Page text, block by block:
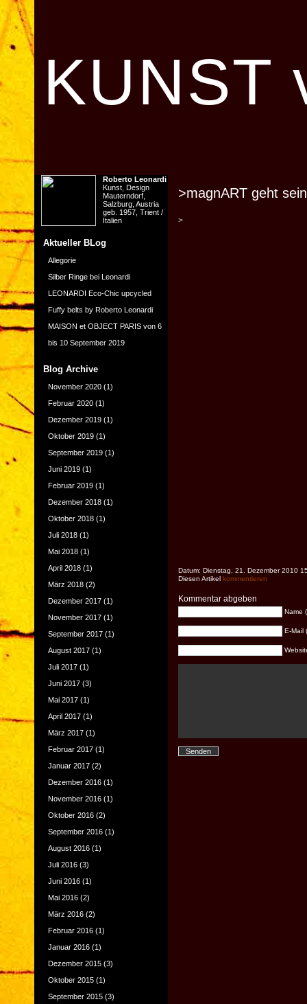
KUNST
>magnART geht
>
Datum: Dienstag, 21. Dezember 2010
Diesen Artikel kommentieren
Kommentar abgeben
Name
E-Mail
Roberto Leonardi
Kunst, Design
Mauterndorf,
Salzburg, Austria
geb. 1957, Trient /
Italien
Aktueller BLog
Allegorie
Silber Ringe bei Leonardi
LEONARDI Eco-Chic upcycled
Fuffy belts by Roberto Leonardi
MAISON et OBJECT PARIS von 6
bis 10 September 2019
Blog Archive
November 2020 (1)
Februar 2020 (1)
Dezember 2019 (1)
Oktober 2019 (1)
September 2019 (1)
Juni 2019 (1)
Februar 2019 (1)
Dezember 2018 (1)
Oktober 2018 (1)
Juli 2018 (1)
Mai 2018 (1)
April 2018 (1)
März 2018 (2)
Dezember 2017 (1)
November 2017 (1)
September 2017 (1)
August 2017 (1)
Juli 2017 (1)
Juni 2017 (3)
Mai 2017 (1)
April 2017 (1)
März 2017 (1)
Februar 2017 (1)
Januar 2017 (2)
Dezember 2016 (1)
November 2016 (1)
Oktober 2016 (2)
September 2016 (1)
August 2016 (1)
Juli 2016 (3)
Juni 2016 (1)
Mai 2016 (2)
März 2016 (2)
Februar 2016 (1)
Januar 2016 (1)
Dezember 2015 (3)
Oktober 2015 (1)
September 2015 (3)